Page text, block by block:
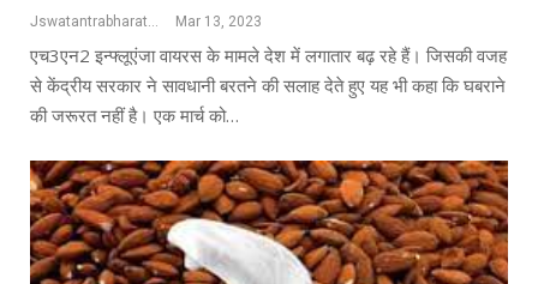
Jswatantrabharat@gmail.com Mar 13, 2023
एच3एन2 इन्फ्लूएंजा वायरस के मामले देश में लगातार बढ़ रहे हैं। जिसकी वजह
से केंद्रीय सरकार ने सावधानी बरतने की सलाह देते हुए यह भी कहा कि घबराने
की जरूरत नहीं है। एक मार्च को…